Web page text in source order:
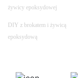
żywicy epoksydowej
DIY z brokatem i żywicą
epoksydową